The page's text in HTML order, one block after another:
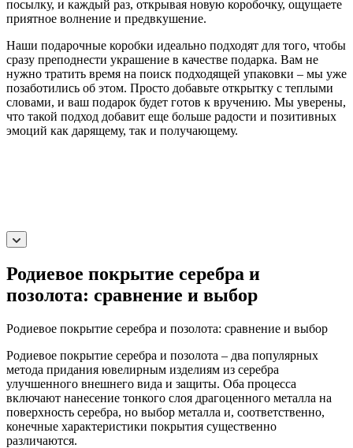
посылку, и каждый раз, открывая новую коробочку, ощущаете
приятное волнение и предвкушение.
Наши подарочные коробки идеально подходят для того, чтобы
сразу преподнести украшение в качестве подарка. Вам не
нужно тратить время на поиск подходящей упаковки – мы уже
позаботились об этом. Просто добавьте открытку с теплыми
словами, и ваш подарок будет готов к вручению. Мы уверены,
что такой подход добавит еще больше радости и позитивных
эмоций как дарящему, так и получающему.
Родиевое покрытие серебра и
позолота: сравнение и выбор
Родиевое покрытие серебра и позолота: сравнение и выбор
Родиевое покрытие серебра и позолота – два популярных
метода придания ювелирным изделиям из серебра
улучшенного внешнего вида и защиты. Оба процесса
включают нанесение тонкого слоя драгоценного металла на
поверхность серебра, но выбор металла и, соответственно,
конечные характеристики покрытия существенно
различаются.